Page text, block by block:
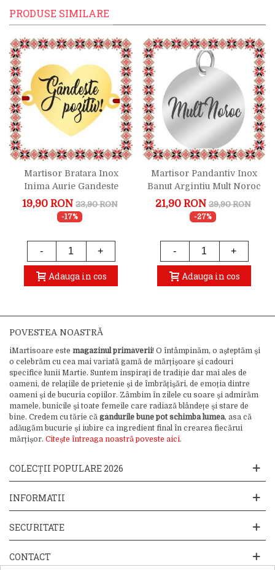
PRODUSE SIMILARE
Martisor Bratara Inox
Inima Aurie Gandeste
Pozitiv
19,90 RON 23,90 RON
-17%
- +
Adauga in cos
Martisor Pandantiv Inox
Banut Argintiu Mult Noroc
21,90 RON 29,90 RON
-27%
- +
Adauga in cos
POVESTEA NOASTRĂ
iMartisoare este magazinul primăverii! O întâmpinăm, o așteptăm și
o celebrăm cu cea mai variată gamă de mărțișoare și cadouri
specifice lunii Martie. Suntem inspirați de tradiție dar mai ales de
oameni, de relațiile de prietenie și de îmbrățișări, de emoția dintre
oameni și de bucuria copiilor. Zâmbim în zilele cu soare și admirăm
mamele, bunicile și toate femeile care radiază blândețe și stare de
bine. Credem cu tărie că gândurile bune pot schimba lumea, asa că
adăugăm bucurie și iubire ca ingredient final în crearea fiecărui
mărțișor. Citește întreaga noastră poveste aici.
COLECȚII POPULARE 2026
INFORMATII
SECURITATE
CONTACT